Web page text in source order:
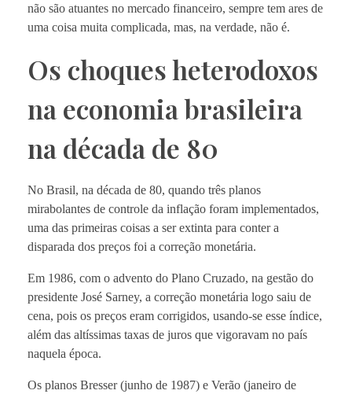
não são atuantes no mercado financeiro, sempre tem ares de
uma coisa muita complicada, mas, na verdade, não é.
Os choques heterodoxos
na economia brasileira
na década de 80
No Brasil, na década de 80, quando três planos
mirabolantes de controle da inflação foram implementados,
uma das primeiras coisas a ser extinta para conter a
disparada dos preços foi a correção monetária.
Em 1986, com o advento do Plano Cruzado, na gestão do
presidente José Sarney, a correção monetária logo saiu de
cena, pois os preços eram corrigidos, usando-se esse índice,
além das altíssimas taxas de juros que vigoravam no país
naquela época.
Os planos Bresser (junho de 1987) e Verão (janeiro de